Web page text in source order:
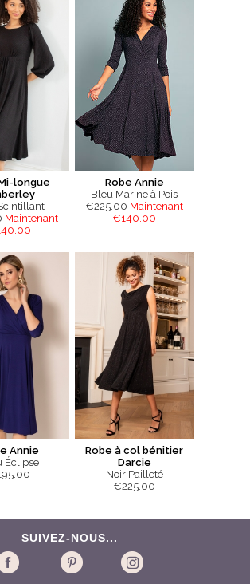
longue
Maintenant
Robe Annie
Bleu Marine à Pois
€225.00 Maintenant
€140.00
Annie
Éclipse
Robe à col bénitier
Darcie
Noir Pailleté
€225.00
SUIVEZ-NOUS...